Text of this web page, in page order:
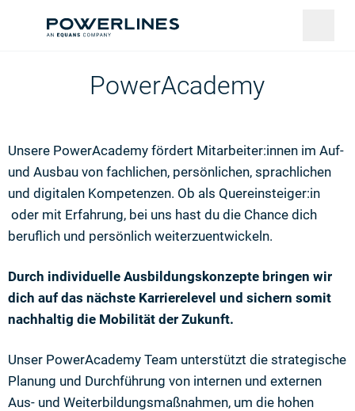
PowerAcademy
Unsere PowerAcademy fördert Mitarbeiter:innen im Auf-
und Ausbau von fachlichen, persönlichen, sprachlichen
und digitalen Kompetenzen. Ob als Quereinsteiger:in
oder mit Erfahrung, bei uns hast du die Chance dich
beruflich und persönlich weiterzuentwickeln.
Durch individuelle Ausbildungskonzepte bringen wir
dich auf das nächste Karrierelevel und sichern somit
nachhaltig die Mobilität der Zukunft.
Unser PowerAcademy Team unterstützt die strategische
Planung und Durchführung von internen und externen
Aus- und Weiterbildungsmaßnahmen, um die hohen